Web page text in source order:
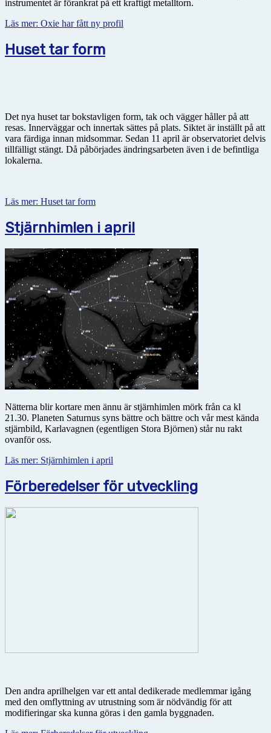
instrumentet är förankrat på ett kraftigt metalltorn.
Läs mer: Oxie har fått ny profil
Huset tar form
Det nya huset tar bokstavligen form, tak och vägger håller på att
resas. Innerväggar och innertak sättes på plats. Siktet är inställt på att
vara färdiga innan midsommar. Sedan 11 april är observatoriet delvis
tillfälligt stängt. Då påbörjades ändringsarbeten även i de befintliga
lokalerna.
Läs mer: Huset tar form
Stjärnhimlen i april
Nätterna blir kortare men ännu är stjärnhimlen mörk från ca kl
21.30. Planeten Saturnus syns bättre och bättre och vår mest kända
stjärnbild, Karlavagnen (egentligen Stora Björnen) står nu rakt
ovanför oss.
Läs mer: Stjärnhimlen i april
Förberedelser för utveckling
Den andra aprilhelgen var ett antal dedikerade medlemmar igång
med den omflyttning av utrustning som är nödvändig för att
modifieringar ska kunna göras i den gamla byggnaden.